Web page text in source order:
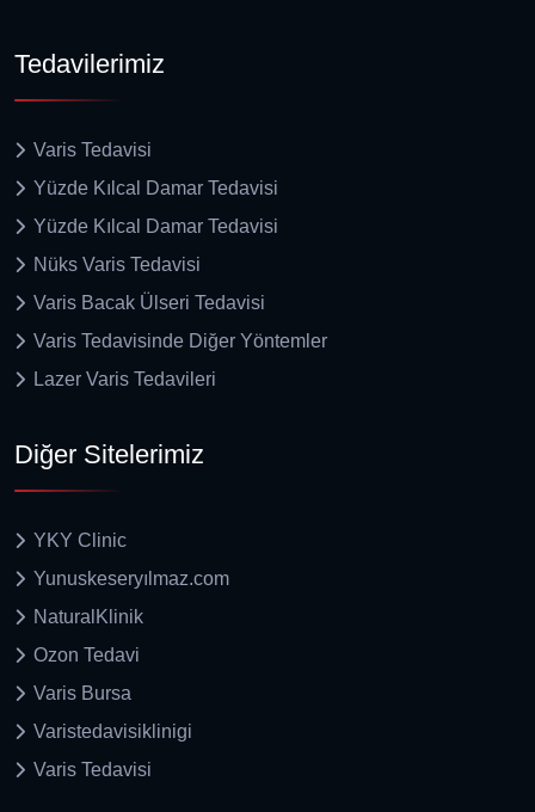
Tedavilerimiz
Varis Tedavisi
Yüzde Kılcal Damar Tedavisi
Yüzde Kılcal Damar Tedavisi
Nüks Varis Tedavisi
Varis Bacak Ülseri Tedavisi
Varis Tedavisinde Diğer Yöntemler
Lazer Varis Tedavileri
Diğer Sitelerimiz
YKY Clinic
Yunuskeseryılmaz.com
NaturalKlinik
Ozon Tedavi
Varis Bursa
Varistedavisiklinigi
Varis Tedavisi